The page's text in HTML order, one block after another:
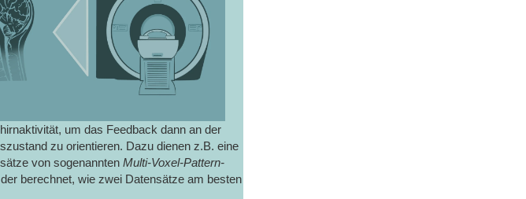
um das Feedback dann an der
zu orientieren. Dazu dienen z.B. eine
von sogenannten Multi-Voxel-Pattern-
berechnet, wie zwei Datensätze am besten